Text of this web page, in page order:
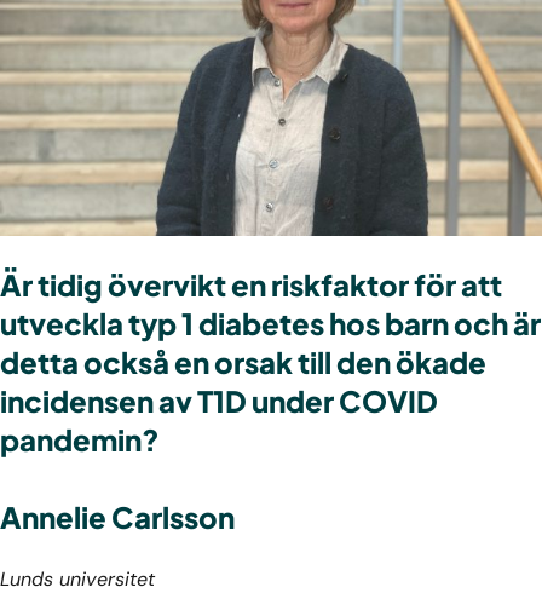
Är tidig övervikt en riskfaktor för att
utveckla typ 1 diabetes hos barn och är
detta också en orsak till den ökade
incidensen av T1D under COVID
pandemin?
Annelie Carlsson
Lunds universitet